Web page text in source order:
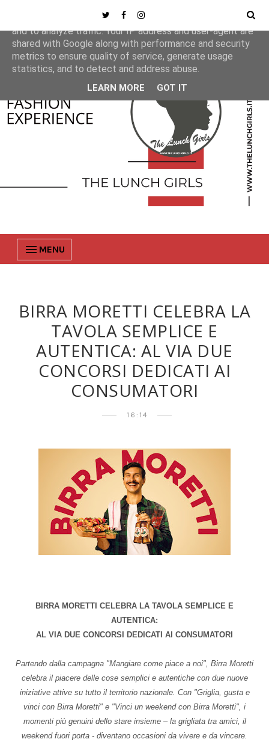
MENU
BIRRA MORETTI CELEBRA LA
TAVOLA SEMPLICE E
AUTENTICA: AL VIA DUE
CONCORSI DEDICATI AI
CONSUMATORI
16:14
BIRRA MORETTI CELEBRA LA TAVOLA SEMPLICE E
AUTENTICA:
AL VIA DUE CONCORSI DEDICATI AI CONSUMATORI
Partendo dalla campagna "Mangiare come piace a noi", Birra Moretti
celebra il piacere delle cose semplici e autentiche con due nuove
iniziative attive su tutto il territorio nazionale. Con "Griglia, gusta e
vinci con Birra Moretti" e "Vinci un weekend con Birra Moretti", i
momenti più genuini dello stare insieme – la grigliata tra amici, il
weekend fuori porta - diventano occasioni da vivere e da vincere.
This site uses cookies from Google to deliver its services
and to analyze traffic. Your IP address and user-agent are
shared with Google along with performance and security
metrics to ensure quality of service, generate usage
statistics, and to detect and address abuse.
LEARN MORE GOT IT